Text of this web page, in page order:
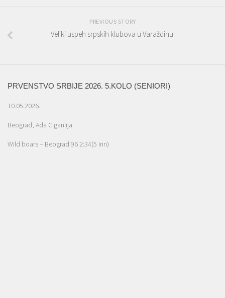
PREVIOUS STORY
Veliki uspeh srpskih klubova u Varaždinu!
PRVENSTVO SRBIJE 2026. 5.KOLO (SENIORI)
10.05.2026.
Beograd, Ada Ciganlija
Wild boars – Beograd 96 2:34(5 inn)